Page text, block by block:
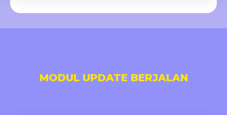
MODUL UPDATE BERJALAN